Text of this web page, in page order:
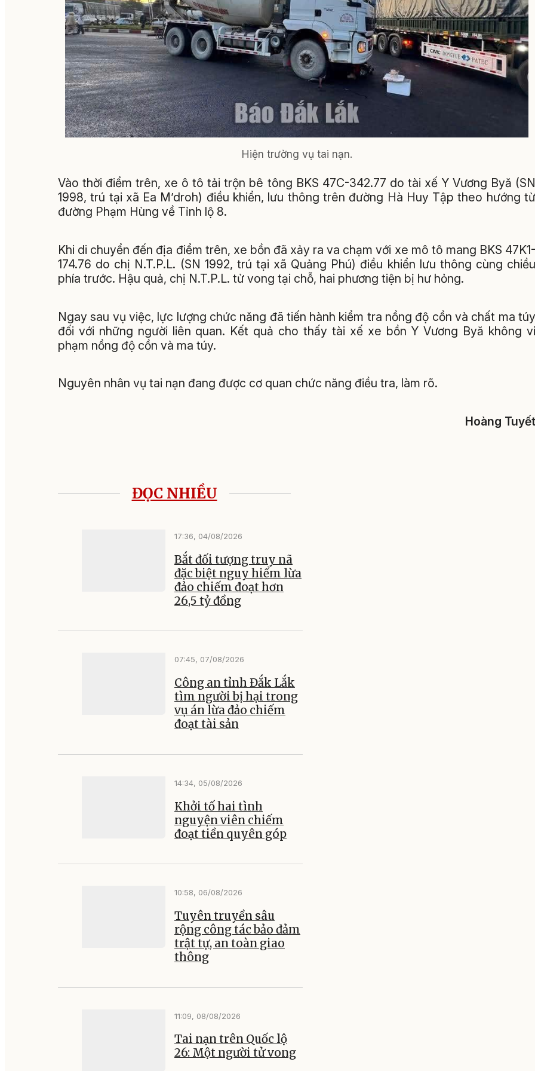
Hiện trường vụ tai nạn.
Vào thời điểm trên, xe ô tô tải trộn bê tông BKS 47C-342.77 do tài xế Y Vương Byă (SN
1998, trú tại xã Ea M’droh) điều khiển, lưu thông trên đường Hà Huy Tập theo hướng từ
đường Phạm Hùng về Tỉnh lộ 8.
Khi di chuyển đến địa điểm trên, xe bồn đã xảy ra va chạm với xe mô tô mang BKS 47K1-
174.76 do chị N.T.P.L. (SN 1992, trú tại xã Quảng Phú) điều khiển lưu thông cùng chiều
phía trước. Hậu quả, chị N.T.P.L. tử vong tại chỗ, hai phương tiện bị hư hỏng.
Ngay sau vụ việc, lực lượng chức năng đã tiến hành kiểm tra nồng độ cồn và chất ma túy
đối với những người liên quan. Kết quả cho thấy tài xế xe bồn Y Vương Byă không vi
phạm nồng độ cồn và ma túy.
Nguyên nhân vụ tai nạn đang được cơ quan chức năng điều tra, làm rõ.
Hoàng Tuyết
ĐỌC NHIỀU
17:36, 04/08/2026
Bắt đối tượng truy nã
đặc biệt nguy hiểm lừa
đảo chiếm đoạt hơn
26,5 tỷ đồng
07:45, 07/08/2026
Công an tỉnh Đắk Lắk
tìm người bị hại trong
vụ án lừa đảo chiếm
đoạt tài sản
14:34, 05/08/2026
Khởi tố hai tình
nguyện viên chiếm
đoạt tiền quyên góp
10:58, 06/08/2026
Tuyên truyền sâu
rộng công tác bảo đảm
trật tự, an toàn giao
thông
11:09, 08/08/2026
Tai nạn trên Quốc lộ
26: Một người tử vong